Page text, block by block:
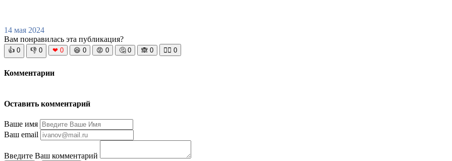
14 мая 2024
Вам понравилась эта публикация?
👍 0 👎 0 ❤ 0 😆 0 😡 0 🤔 0 🙈 0 🧘‍♀️ 0
Комментарии
Оставить комментарий
Ваше имя
Ваш email
Введите Ваш комментарий